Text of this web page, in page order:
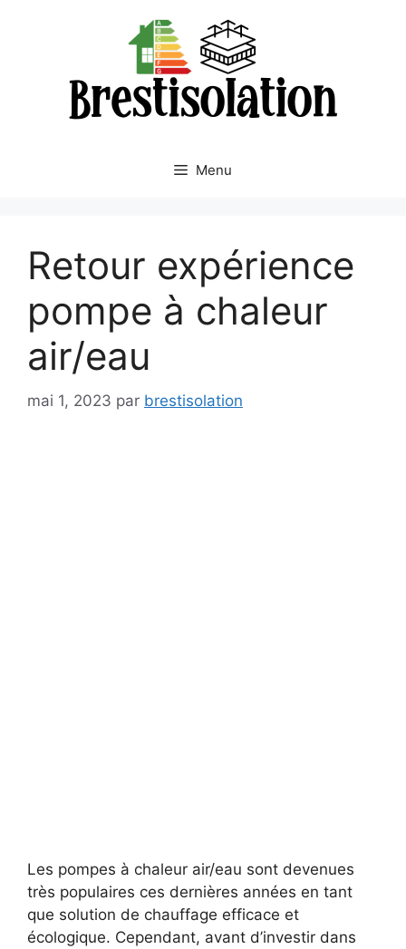
Menu
Retour expérience
pompe à chaleur
air/eau
mai 1, 2023 par brestisolation
Les pompes à chaleur air/eau sont devenues
très populaires ces dernières années en tant
que solution de chauffage efficace et
écologique. Cependant, avant d’investir dans